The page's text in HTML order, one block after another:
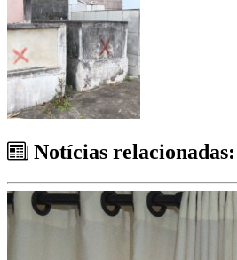
Notícias relacionadas: